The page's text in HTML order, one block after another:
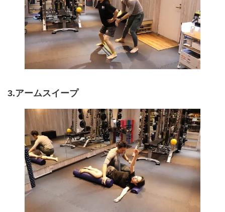
3.アームスイープ